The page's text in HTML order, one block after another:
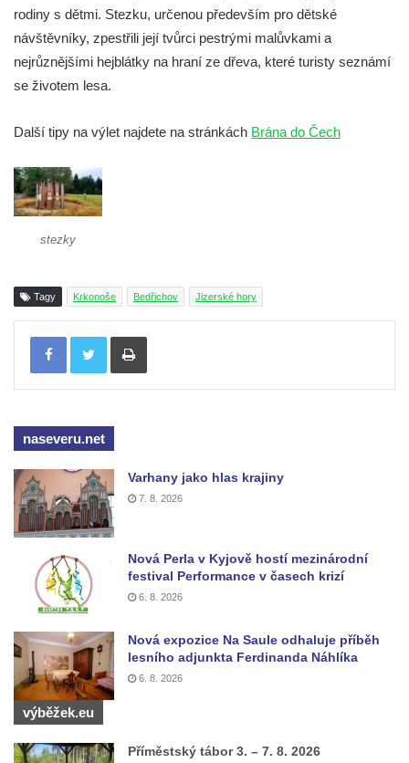
rodiny s dětmi. Stezku, určenou především pro dětské
návštěvníky, zpestřili její tvůrci pestrými malůvkami a
nejrůznějšími hejblátky na hraní ze dřeva, které turisty seznámí
se životem lesa.
Další tipy na výlet najdete na stránkách Brána do Čech
stezky
Tagy Krkonoše Bedřichov Jizerské hory
Tisknout
naseveru.net
Varhany jako hlas krajiny
7. 8. 2026
Nová Perla v Kyjově hostí mezinárodní
festival Performance v časech krizí
6. 8. 2026
Nová expozice Na Saule odhaluje příběh
lesního adjunkta Ferdinanda Náhlíka
6. 8. 2026
výběžek.eu
Příměstský tábor 3. – 7. 8. 2026